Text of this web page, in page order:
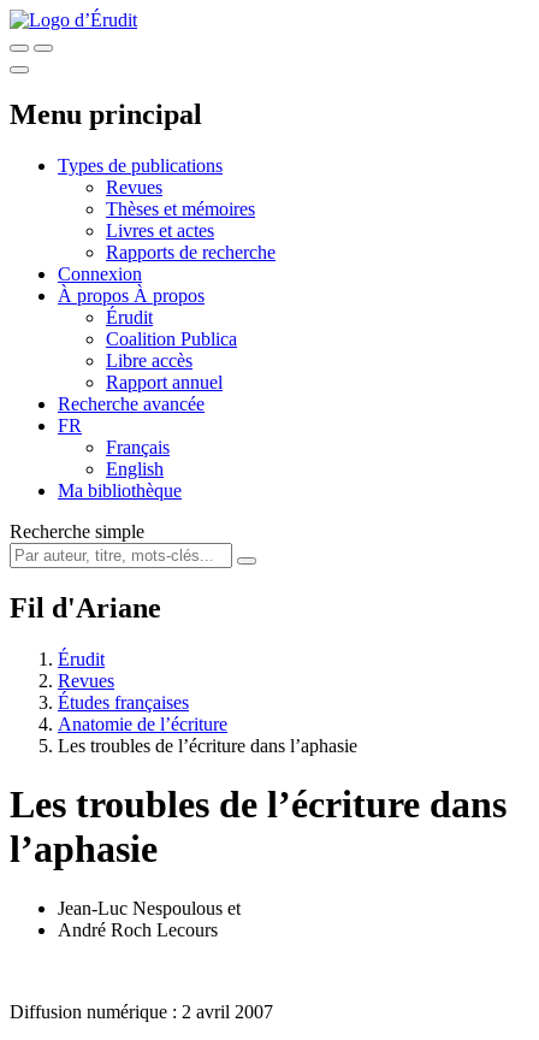
Menu principal
Types de publications
Revues
Thèses et mémoires
Livres et actes
Rapports de recherche
Connexion
À propos À propos
Érudit
Coalition Publica
Libre accès
Rapport annuel
Recherche avancée
FR
Français
English
Ma bibliothèque
Recherche simple
Fil d'Ariane
Érudit
Revues
Études françaises
Anatomie de l’écriture
Les troubles de l’écriture dans l’aphasie
Les troubles de l’écriture dans
l’aphasie
Jean-Luc Nespoulous et
André Roch Lecours
Diffusion numérique : 2 avril 2007